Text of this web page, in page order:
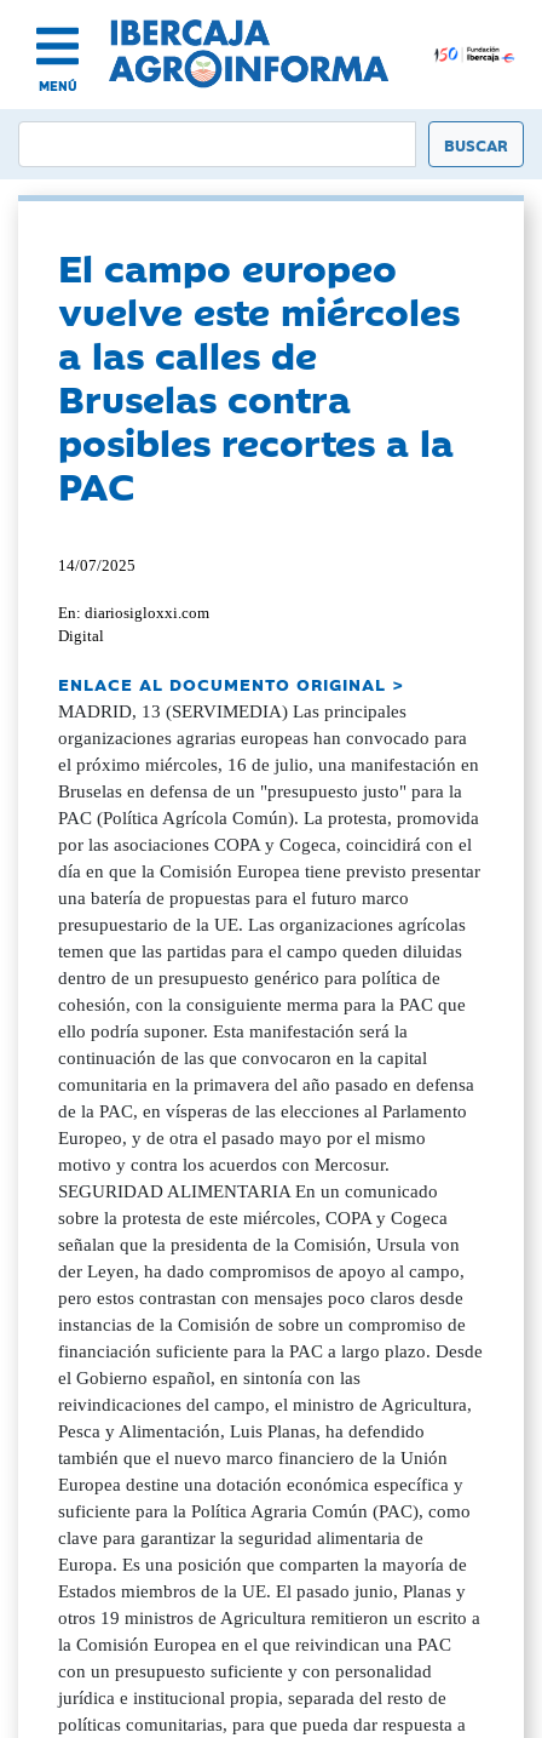
MENÚ
El campo europeo
vuelve este miércoles
a las calles de
Bruselas contra
posibles recortes a la
PAC
14/07/2025
En: diariosigloxxi.com
Digital
ENLACE AL DOCUMENTO ORIGINAL >
MADRID, 13 (SERVIMEDIA) Las principales
organizaciones agrarias europeas han convocado para
el próximo miércoles, 16 de julio, una manifestación en
Bruselas en defensa de un "presupuesto justo" para la
PAC (Política Agrícola Común). La protesta, promovida
por las asociaciones COPA y Cogeca, coincidirá con el
día en que la Comisión Europea tiene previsto presentar
una batería de propuestas para el futuro marco
presupuestario de la UE. Las organizaciones agrícolas
temen que las partidas para el campo queden diluidas
dentro de un presupuesto genérico para política de
cohesión, con la consiguiente merma para la PAC que
ello podría suponer. Esta manifestación será la
continuación de las que convocaron en la capital
comunitaria en la primavera del año pasado en defensa
de la PAC, en vísperas de las elecciones al Parlamento
Europeo, y de otra el pasado mayo por el mismo
motivo y contra los acuerdos con Mercosur.
SEGURIDAD ALIMENTARIA En un comunicado
sobre la protesta de este miércoles, COPA y Cogeca
señalan que la presidenta de la Comisión, Ursula von
der Leyen, ha dado compromisos de apoyo al campo,
pero estos contrastan con mensajes poco claros desde
instancias de la Comisión de sobre un compromiso de
financiación suficiente para la PAC a largo plazo. Desde
el Gobierno español, en sintonía con las
reivindicaciones del campo, el ministro de Agricultura,
Pesca y Alimentación, Luis Planas, ha defendido
también que el nuevo marco financiero de la Unión
Europea destine una dotación económica específica y
suficiente para la Política Agraria Común (PAC), como
clave para garantizar la seguridad alimentaria de
Europa. Es una posición que comparten la mayoría de
Estados miembros de la UE. El pasado junio, Planas y
otros 19 ministros de Agricultura remitieron un escrito a
la Comisión Europea en el que reivindican una PAC
con un presupuesto suficiente y con personalidad
jurídica e institucional propia, separada del resto de
políticas comunitarias, para que pueda dar respuesta a